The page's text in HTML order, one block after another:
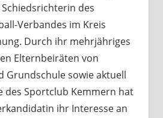
des
Verbandes im Kreis
Durch ihr mehrjähriges
Elternbeiräten von
Grundschule sowie aktuell
des Sportclub Kemmern hat
ihr Interesse an